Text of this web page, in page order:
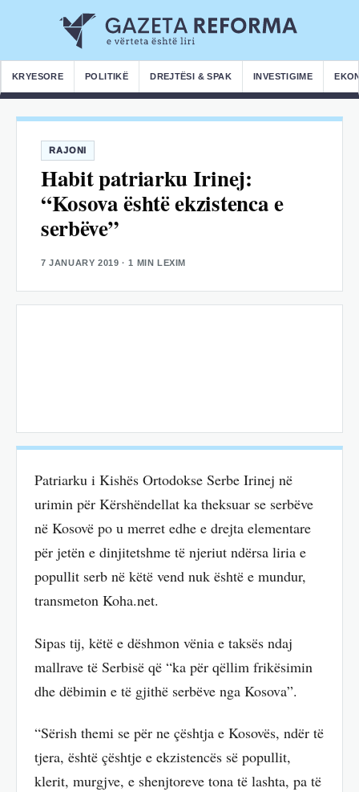
KRYESORE POLITIKË DREJTËSI & SPAK INVESTIGIME
RAJONI
Habit patriarku Irinej:
“Kosova është ekzistenca e
serbëve”
7 JANUARY 2019 · 1 MIN LEXIM
Patriarku i Kishës Ortodokse Serbe Irinej në
urimin për Kërshëndellat ka theksuar se serbëve
në Kosovë po u merret edhe e drejta elementare
për jetën e dinjitetshme të njeriut ndërsa liria e
popullit serb në këtë vend nuk është e mundur,
transmeton Koha.net.
Sipas tij, këtë e dëshmon vënia e taksës ndaj
mallrave të Serbisë që “ka për qëllim frikësimin
dhe dëbimin e të gjithë serbëve nga Kosova”.
“Sërish themi se për ne çështja e Kosovës, ndër të
tjera, është çështje e ekzistencës së popullit,
klerit, murgjve, e shenjtoreve tona të lashta, pa të